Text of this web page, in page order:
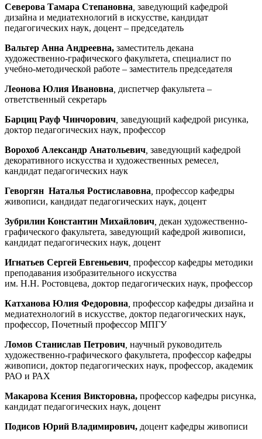
Северова Тамара Степановна заведующий кафедрой
дизайна и медиатехнологий в искусстве, кандидат
педагогических наук, доцент – председатель
Вальтер Анна Андреевна, заместитель декана
художественно-графического факультета, специалист по
учебно-методической работе – заместитель председателя
Леонова Юлия Ивановна диспетчер факультета –
ответственный секретарь
Барциц Рауф Чинчорович заведующий кафедрой рисунка,
доктор педагогических наук, профессор
Ворохоб Александр Анатольевич заведующий кафедрой
декоративного искусства и художественных ремесел,
кандидат педагогических наук
Геворгян Наталья Ростиславовна профессор кафедры
живописи, кандидат педагогических наук, доцент
Зубрилин Константин Михайлович декан художественно-
графического факультета, заведующий кафедрой живописи,
кандидат педагогических наук, доцент
Игнатьев Сергей Евгеньевич профессор кафедры методики
преподавания изобразительного искусства
им. Н.Н. Ростовцева, доктор педагогических наук, профессор
Катханова Юлия Федоровна профессор кафедры дизайна и
медиатехнологий в искусстве, доктор педагогических наук,
профессор, Почетный профессор МПГУ
Ломов Станислав Петрович научный руководитель
художественно-графического факультета, профессор кафедры
живописи, доктор педагогических наук, профессор, академик
РАО и РАХ
Макарова Ксения Викторовна, профессор кафедры рисунка,
кандидат педагогических наук, доцент
Подисов Юрий Владимирович, доцент кафедры живописи